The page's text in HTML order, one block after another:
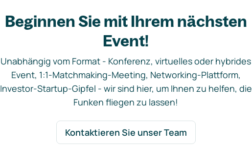
Beginnen Sie mit Ihrem nächsten
Event!
Unabhängig vom Format - Konferenz, virtuelles oder hybrides
Event, 1:1-Matchmaking-Meeting, Networking-Plattform,
Investor-Startup-Gipfel - wir sind hier, um Ihnen zu helfen, die
Funken fliegen zu lassen!
Kontaktieren Sie unser Team